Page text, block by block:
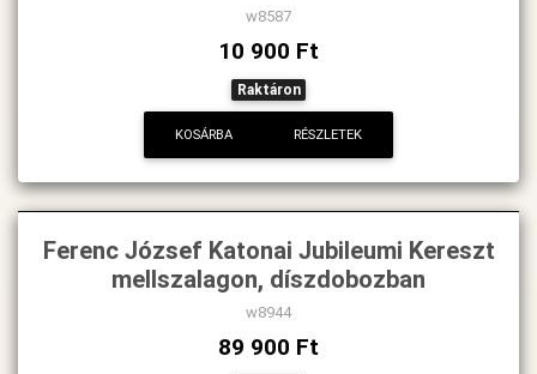
w8587
10 900 Ft
Raktáron
KOSÁRBA RÉSZLETEK
Ferenc József Katonai Jubileumi Kereszt
mellszalagon, díszdobozban
w8944
89 900 Ft